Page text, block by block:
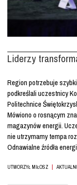
Liderzy
Region potrzebuje
podkreślali uczestnicy
Politechnice
Mówiono o rosnącym
magazynów energii.
nie utrzymamy tempa
Odnawialne źródła
UTWORZYŁ MIŁOSZ |